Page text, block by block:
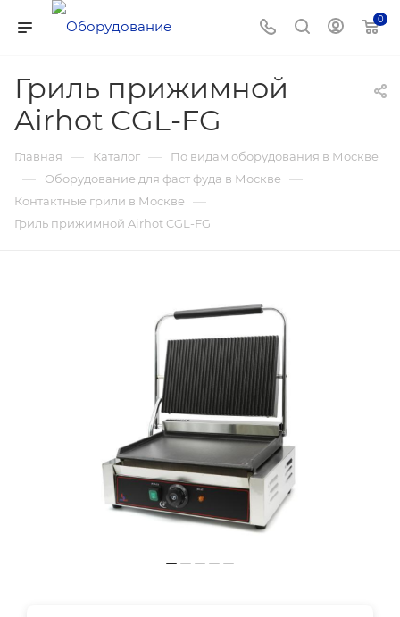
0
Гриль прижимной
Airhot CGL-FG
Главная — Каталог — По видам оборудования в Москве
— Оборудование для фаст фуда в Москве —
Контактные грили в Москве —
Гриль прижимной Airhot CGL-FG